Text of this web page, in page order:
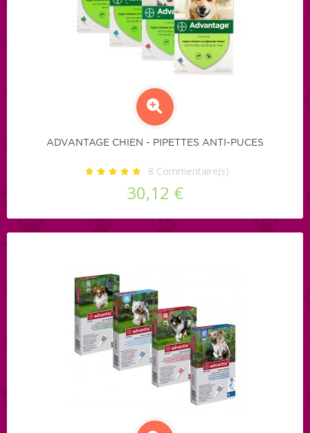
ADVANTAGE CHIEN - PIPETTES ANTI-PUCES
8 Commentaire(s)
30,12 €